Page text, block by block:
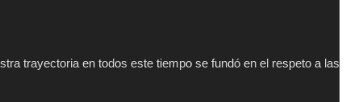
trayectoria en todos este tiempo se fundó en el respeto a las